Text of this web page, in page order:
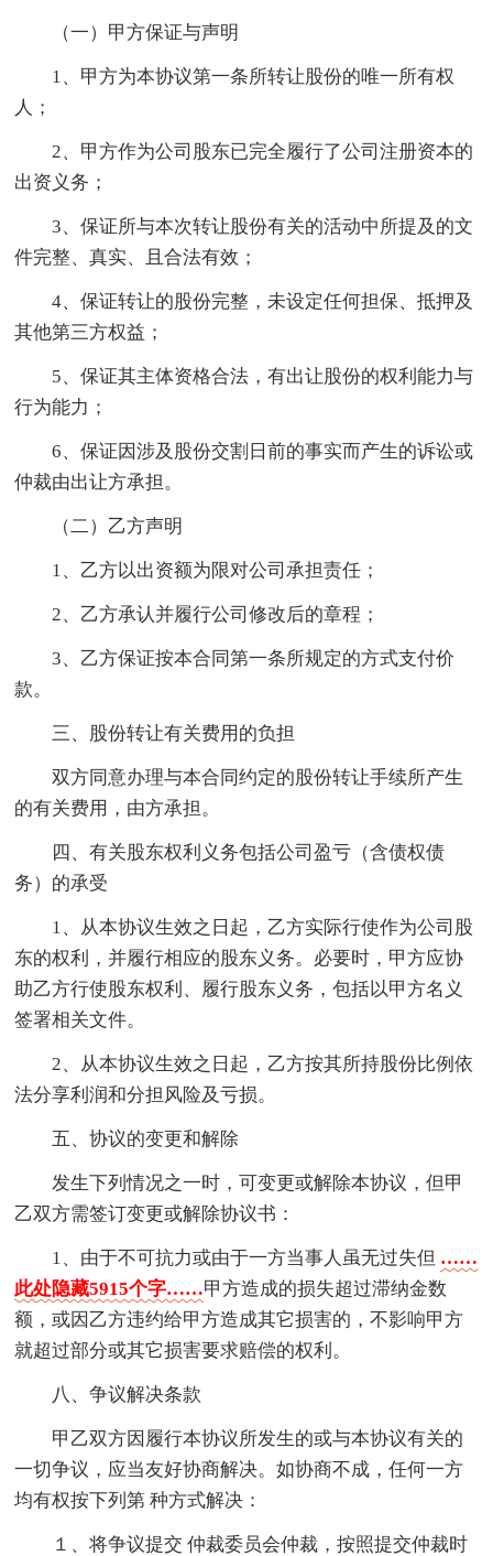
（一）甲方保证与声明
1、甲方为本协议第一条所转让股份的唯一所有权
人；
2、甲方作为公司股东已完全履行了公司注册资本的
出资义务；
3、保证所与本次转让股份有关的活动中所提及的文
件完整、真实、且合法有效；
4、保证转让的股份完整，未设定任何担保、抵押及
其他第三方权益；
5、保证其主体资格合法，有出让股份的权利能力与
行为能力；
6、保证因涉及股份交割日前的事实而产生的诉讼或
仲裁由出让方承担。
（二）乙方声明
1、乙方以出资额为限对公司承担责任；
2、乙方承认并履行公司修改后的章程；
3、乙方保证按本合同第一条所规定的方式支付价
款。
三、股份转让有关费用的负担
双方同意办理与本合同约定的股份转让手续所产生
的有关费用，由方承担。
四、有关股东权利义务包括公司盈亏（含债权债
务）的承受
1、从本协议生效之日起，乙方实际行使作为公司股
东的权利，并履行相应的股东义务。必要时，甲方应协
助乙方行使股东权利、履行股东义务，包括以甲方名义
签署相关文件。
2、从本协议生效之日起，乙方按其所持股份比例依
法分享利润和分担风险及亏损。
五、协议的变更和解除
发生下列情况之一时，可变更或解除本协议，但甲
乙双方需签订变更或解除协议书：
1、由于不可抗力或由于一方当事人虽无过失但 ……
此处隐藏5915个字……甲方造成的损失超过滞纳金数
额，或因乙方违约给甲方造成其它损害的，不影响甲方
就超过部分或其它损害要求赔偿的权利。
八、争议解决条款
甲乙双方因履行本协议所发生的或与本协议有关的
一切争议，应当友好协商解决。如协商不成，任何一方
均有权按下列第 种方式解决：
１、将争议提交 仲裁委员会仲裁，按照提交仲裁时